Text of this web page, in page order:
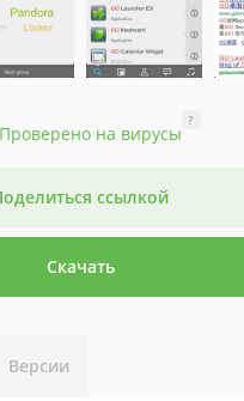
Проверено на вирусы
?
ссылкой
Скачать
Версии